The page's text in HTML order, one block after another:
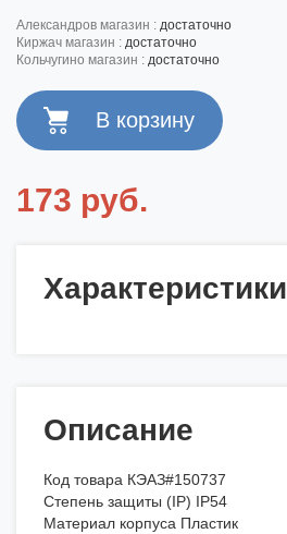
александров магазин : достаточно
киржач магазин : достаточно
кольчугино магазин : достаточно
173 руб.
Характеристики
Описание
Код товара КЭАЗ#150737
Степень защиты (IP) IP54
Материал корпуса Пластик